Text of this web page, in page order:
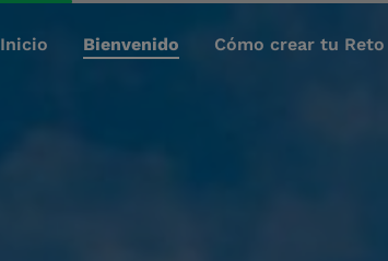
Inicio Bienvenido Cómo crear tu Reto